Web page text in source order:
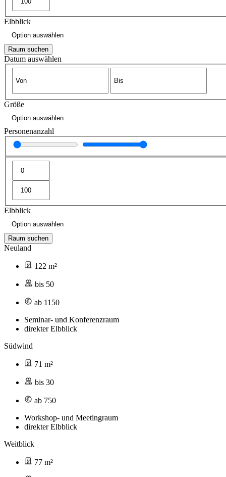
Elbblick
Raum suchen
Datum auswählen
Größe
Personenanzahl
Elbblick
Raum suchen
Neuland
122 m²
bis 50
ab 1150
Seminar- und Konferenzraum
direkter Elbblick
Südwind
71 m²
bis 30
ab 750
Workshop- und Meetingraum
direkter Elbblick
Weitblick
77 m²